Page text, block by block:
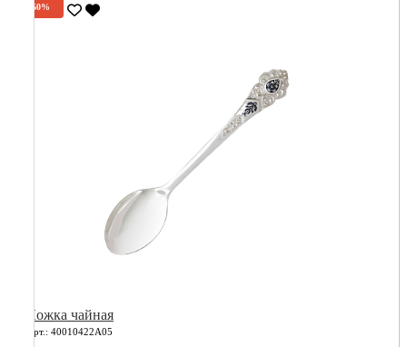
-60%
Ложка чайная
Арт.: 40010422А05